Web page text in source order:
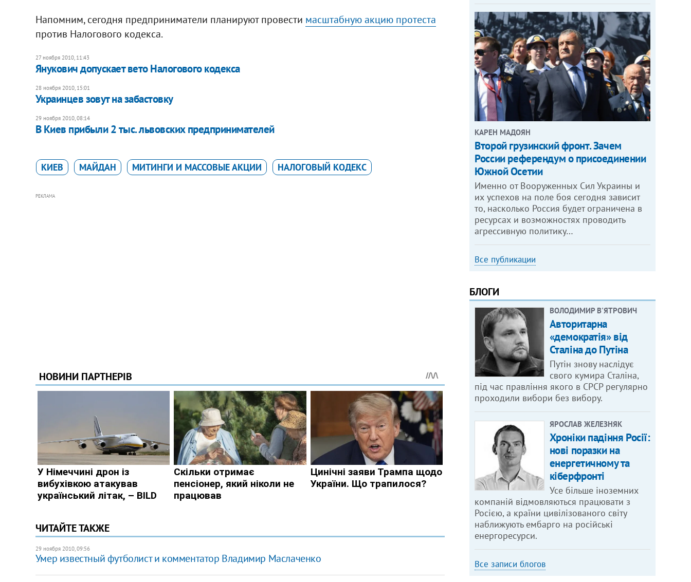
Напомним, сегодня предприниматели планируют провести масштабную акцию протеста
против Налогового кодекса.
27 ноября 2010, 11:43
Янукович допускает вето Налогового кодекса
28 ноября 2010, 15:01
Украинцев зовут на забастовку
29 ноября 2010, 08:14
В Киев прибыли 2 тыс. львовских предпринимателей
КИЕВ МАЙДАН МИТИНГИ И МАССОВЫЕ АКЦИИ НАЛОГОВЫЙ КОДЕКС
РЕКЛАМА
ЧИТАЙТЕ ТАКЖЕ
29 ноября 2010, 09:56
Умер известный футболист и комментатор Владимир Маслаченко
КАРЕН МАДОЯН
Второй грузинский фронт. Зачем
России референдум о присоединении
Южной Осетии
Именно от Вооруженных Сил Украины и
их успехов на поле боя сегодня зависит
то, насколько Россия будет ограничена в
ресурсах и возможностях проводить
агрессивную политику…
Все публикации
БЛОГИ
ВОЛОДИМИР В'ЯТРОВИЧ
Авторитарна
«демократія» від
Сталіна до Путіна
Путін знову наслідує
свого кумира Сталіна,
під час правління якого в СРСР регулярно
проходили вибори без вибору.
ЯРОСЛАВ ЖЕЛЕЗНЯК
Хроніки падіння Росії:
нові поразки на
енергетичному та
кіберфронті
Усе більше іноземних
компаній відмовляються працювати з
Росією, а країни цивілізованого світу
наближують ембарго на російські
енергоресурси.
Все записи блогов